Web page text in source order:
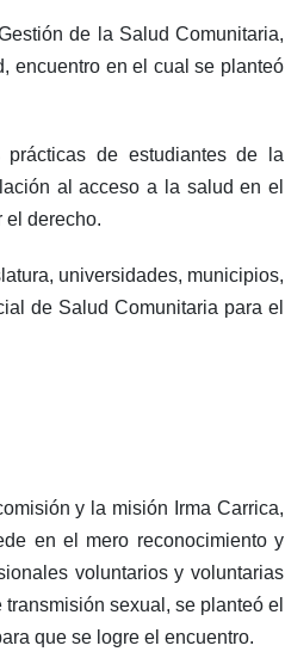
de la Salud Comunitaria,
encuentro en el cual se planteó
de estudiantes de la
al acceso a la salud en el
el derecho.
universidades, municipios,
de Salud Comunitaria para el
y la misión Irma Carrica,
en el mero reconocimiento y
voluntarios y voluntarias
sexual, se planteó el
que se logre el encuentro.